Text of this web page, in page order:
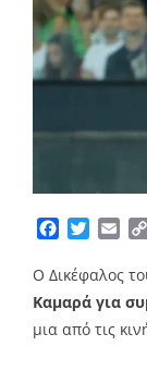
Facebook
Twitter
Ο Δικέφαλος
Καμαρά για
μια από τις